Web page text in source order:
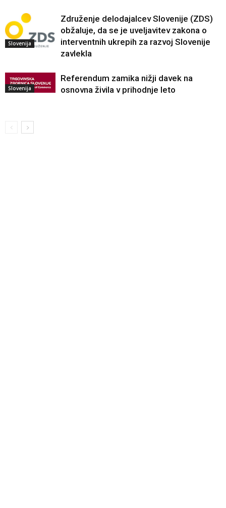
Slovenija
Združenje delodajalcev Slovenije (ZDS)
obžaluje, da se je uveljavitev zakona o
interventnih ukrepih za razvoj Slovenije
zavlekla
Slovenija
Referendum zamika nižji davek na
osnovna živila v prihodnje leto